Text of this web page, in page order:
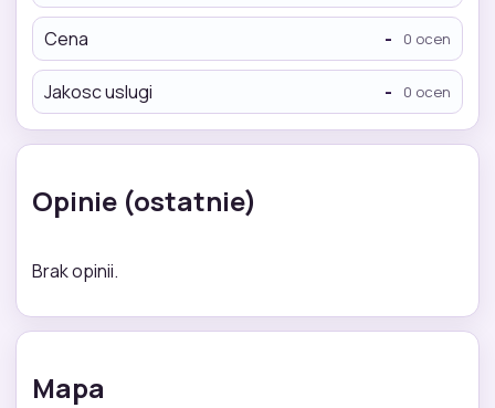
Cena - 0 ocen
Jakosc uslugi - 0 ocen
Opinie (ostatnie)
Brak opinii.
Mapa